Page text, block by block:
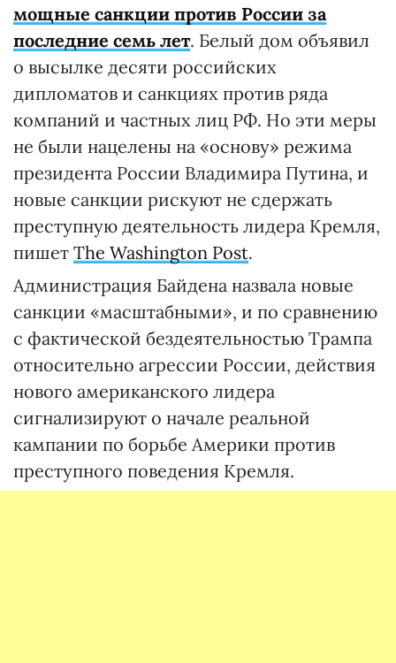
мощные санкции против России за
последние семь лет. Белый дом объявил
о высылке десяти российских
дипломатов и санкциях против ряда
компаний и частных лиц РФ. Но эти меры
не были нацелены на «основу» режима
президента России Владимира Путина, и
новые санкции рискуют не сдержать
преступную деятельность лидера Кремля,
пишет The Washington Post.
Администрация Байдена назвала новые
санкции «масштабными», и по сравнению
с фактической бездеятельностью Трампа
относительно агрессии России, действия
нового американского лидера
сигнализируют о начале реальной
кампании по борьбе Америки против
преступного поведения Кремля.